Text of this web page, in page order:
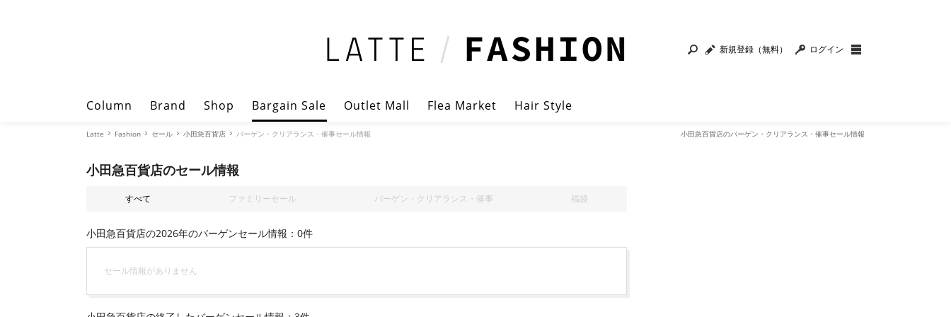
新規登録（無料） ログイン
Column Brand Shop Bargain Sale Outlet Mall Flea Market Hair Style
Latte Fashion セール 小田急百貨店 バーゲン・クリアランス・催事セール情報 小田急百貨店のバーゲン・クリアランス・催事セール情報
小田急百貨店のセール情報
すべて ファミリーセール バーゲン・クリアランス・催事 福袋
小田急百貨店の2026年のバーゲンセール情報：0件
セール情報がありません